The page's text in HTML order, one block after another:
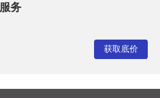
服务
获取底价